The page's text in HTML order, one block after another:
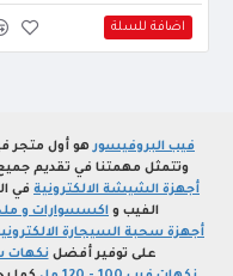
اضافة للسلة
فيب البروفيسورهو أول متجر
وتتمثل مهمتنا في تقديم
أجهزة الشيشة الالكترونية في
الفيب و اكسسوارات و
أجهزة سحبة السيجارة
على توفير أفضلنكهات